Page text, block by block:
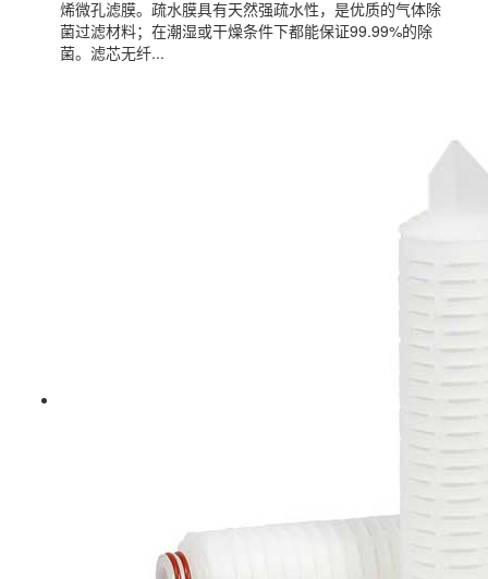
烯微孔滤膜。疏水膜具有天然强疏水性，是优质的气体除
菌过滤材料；在潮湿或干燥条件下都能保证99.99%的除
菌。滤芯无纤...